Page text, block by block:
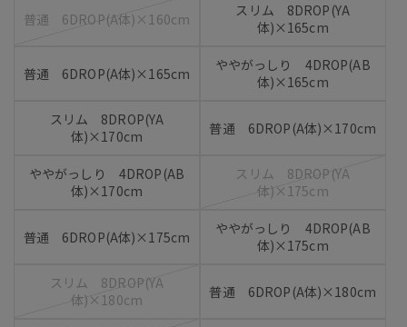
普通 6DROP(A体)×160cm
スリム 8DROP(YA
体)×165cm
普通 6DROP(A体)×165cm
ややがっしり 4DROP(AB
体)×165cm
スリム 8DROP(YA
体)×170cm
普通 6DROP(A体)×170cm
ややがっしり 4DROP(AB
体)×170cm
スリム 8DROP(YA
体)×175cm
普通 6DROP(A体)×175cm
ややがっしり 4DROP(AB
体)×175cm
スリム 8DROP(YA
体)×180cm
普通 6DROP(A体)×180cm